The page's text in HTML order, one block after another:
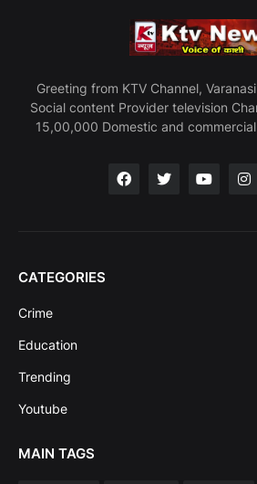
Greeting from KTV Channel,
Social content Provider television
15,00,000 Domestic and
CATEGORIES
Crime
Education
Trending
Youtube
MAIN TAGS